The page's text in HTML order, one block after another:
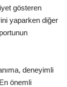
gösteren
yaparken diğer
deneyimli
önemli